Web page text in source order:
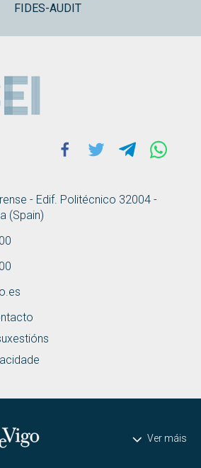
FIDES-AUDIT
- Edif. Politécnico 32004 -
(Spain)
Facebook
Twitter Telegram
Vigo Ver máis